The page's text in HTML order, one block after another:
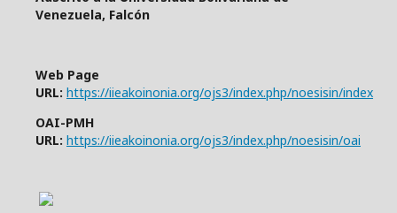
Venezuela, Falcón
Web Page
URL: https://iieakoinonia.org/ojs3/index.php/noesisin/index
OAI-PMH
URL: https://iieakoinonia.org/ojs3/index.php/noesisin/oai